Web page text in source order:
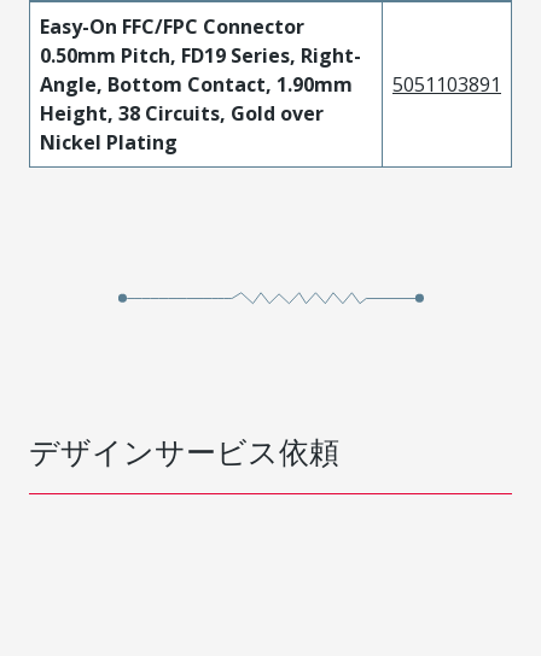
Easy-On FFC/FPC Connector
0.50mm Pitch, FD19 Series, Right-
Angle, Bottom Contact, 1.90mm
Height, 38 Circuits, Gold over
Nickel Plating
5051103891
デザインサービス依頼